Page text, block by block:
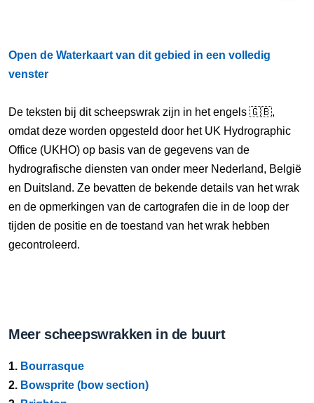
Open de Waterkaart van dit gebied in een volledig
venster
De teksten bij dit scheepswrak zijn in het engels 🇬🇧,
omdat deze worden opgesteld door het UK Hydrographic
Office (UKHO) op basis van de gegevens van de
hydrografische diensten van onder meer Nederland, België
en Duitsland. Ze bevatten de bekende details van het wrak
en de opmerkingen van de cartografen die in de loop der
tijden de positie en de toestand van het wrak hebben
gecontroleerd.
Meer scheepswrakken in de buurt
1. Bourrasque
2. Bowsprite (bow section)